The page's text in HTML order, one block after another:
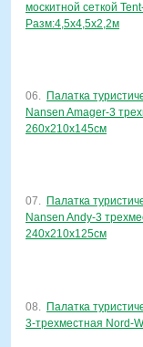
москитной сеткой
Разм:4,5х4,5х2,2м
06. Палатка
Nansen Amager-3
260x210x145см
07. Палатка
Nansen Andy-3
240х210х125см
08. Палатка
3-трехместная Nord-